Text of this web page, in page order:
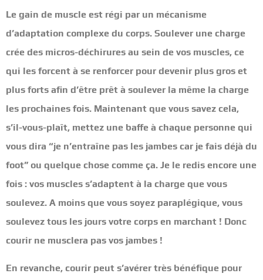
Le gain de muscle est régi par un mécanisme
d’adaptation complexe du corps. Soulever une charge
crée des micros-déchirures au sein de vos muscles, ce
qui les forcent à se renforcer pour devenir plus gros et
plus forts afin d’être prêt à soulever la même la charge
les prochaines fois. Maintenant que vous savez cela,
s’il-vous-plaît, mettez une baffe à chaque personne qui
vous dira “je n’entraîne pas les jambes car je fais déjà du
foot” ou quelque chose comme ça. Je le redis encore une
fois : vos muscles s’adaptent à la charge que vous
soulevez. A moins que vous soyez paraplégique, vous
soulevez tous les jours votre corps en marchant ! Donc
courir ne musclera pas vos jambes !
En revanche, courir peut s’avérer très bénéfique pour